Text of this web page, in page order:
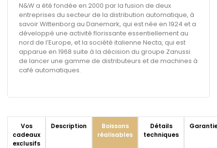
N&W a été fondée en 2000 par la fusion de deux
entreprises du secteur de la distribution automatique, à
savoir Wittenborg au Danemark, qui est née en 1924 et a
développé une activité florissante essentiellement au
nord de l’Europe, et la société italienne Necta, qui est
apparue en 1968 suite à la décision du groupe Zanussi
de lancer une gamme de distributeurs et de machines à
café automatiques.
Vos
cadeaux
exclusifs
Description
Boissons
réalisables
Détails
techniques